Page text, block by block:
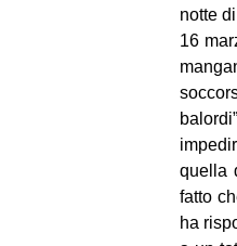
notte
16
quella
fatto
ha